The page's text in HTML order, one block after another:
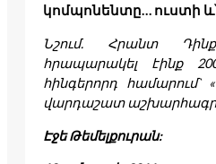
կոմպոնենտը… ուստի
Նշում. Հրանտ
հրապարակել էինք
հինգերորդ համարում`
վարդաշատ
Էջե Թեմելքուրան: